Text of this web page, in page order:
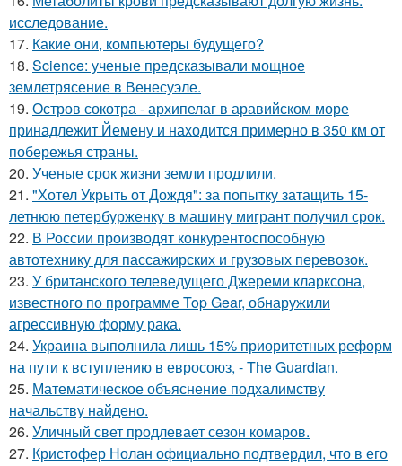
исследование.
17. Какие они, компьютеры будущего?
18. Science: ученые предсказывали мощное
землетрясение в Венесуэле.
19. Остров сокотра - архипелаг в аравийском море
принадлежит Йемену и находится примерно в 350 км от
побережья страны.
20. Ученые срок жизни земли продлили.
21. "Хотел Укрыть от Дождя": за попытку затащить 15-
летнюю петербурженку в машину мигрант получил срок.
22. В России производят конкурентоспособную
автотехнику для пассажирских и грузовых перевозок.
23. У британского телеведущего Джереми кларксона,
известного по программе Top Gear, обнаружили
агрессивную форму рака.
24. Украина выполнила лишь 15% приоритетных реформ
на пути к вступлению в евросоюз, - The Guardian.
25. Математическое объяснение подхалимству
начальству найдено.
26. Уличный свет продлевает сезон комаров.
27. Кристофер Нолан официально подтвердил, что в его